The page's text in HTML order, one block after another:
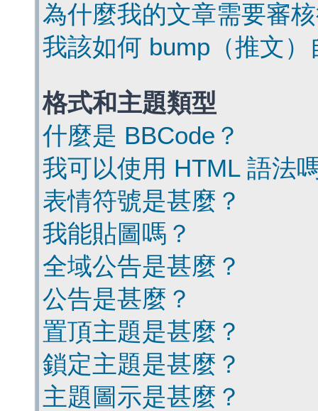
為什麼我的文章需要審
我該如何 bump（推文
格式和主題類型
什麼是 BBCode？
我可以使用 HTML 語法
表情符號是甚麼？
我能貼圖嗎？
全域公告是甚麼？
公告是甚麼？
置頂主題是甚麼？
鎖定主題是甚麼？
主題圖示是甚麼？